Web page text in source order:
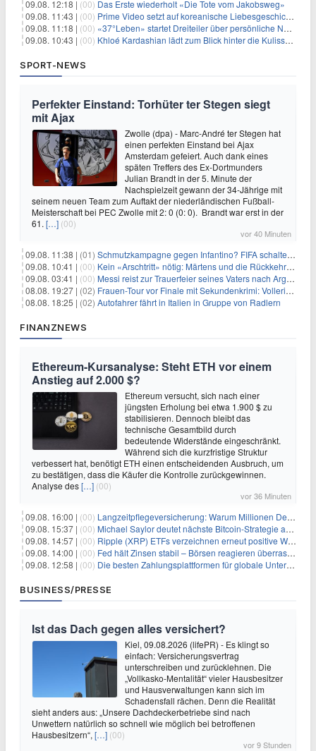
09.08. 12:18 | (00) Das Erste wiederholt «Die Tote vom Jakobsweg»
09.08. 11:43 | (00) Prime Video setzt auf koreanische Liebesgeschichte
09.08. 11:18 | (00) «37°Leben» startet Dreiteiler über persönliche Neuanfänge
09.08. 10:43 | (00) Khloé Kardashian lädt zum Blick hinter die Kulissen ihres Freundeskreises
SPORT-NEWS
Perfekter Einstand: Torhüter ter Stegen siegt
mit Ajax
Zwolle (dpa) - Marc-André ter Stegen hat
einen perfekten Einstand bei Ajax
Amsterdam gefeiert. Auch dank eines
späten Treffers des Ex-Dortmunders
Julian Brandt in der 5. Minute der
Nachspielzeit gewann der 34-Jährige mit
seinem neuen Team zum Auftakt der niederländischen Fußball-
Meisterschaft bei PEC Zwolle mit 2: 0 (0: 0). Brandt war erst in der
61. […] (00)
vor 40 Minuten
09.08. 11:38 | (01) Schmutzkampagne gegen Infantino? FIFA schaltet auf Angriff
09.08. 10:41 | (00) Kein «Arschtritt» nötig: Märtens und die Rückkehr nach Paris
09.08. 03:41 | (00) Messi reist zur Trauerfeier seines Vaters nach Argentinien
08.08. 19:27 | (02) Frauen-Tour vor Finale mit Sekundenkrimi: Vollering in Gelb
08.08. 18:25 | (02) Autofahrer fährt in Italien in Gruppe von Radlern
FINANZNEWS
Ethereum-Kursanalyse: Steht ETH vor einem
Anstieg auf 2.000 $?
Ethereum versucht, sich nach einer
jüngsten Erholung bei etwa 1.900 $ zu
stabilisieren. Dennoch bleibt das
technische Gesamtbild durch
bedeutende Widerstände eingeschränkt.
Während sich die kurzfristige Struktur
verbessert hat, benötigt ETH einen entscheidenden Ausbruch, um
zu bestätigen, dass die Käufer die Kontrolle zurückgewinnen.
Analyse des[…] (00)
vor 36 Minuten
09.08. 16:00 | (00) Langzeitpflegeversicherung: Warum Millionen Deutsche sie übersehen – und das teuer wird
09.08. 15:37 | (00) Michael Saylor deutet nächste Bitcoin-Strategie an: Analysten erwarten weiteren Verkauf
09.08. 14:57 | (00) Ripple (XRP) ETFs verzeichnen erneut positive Woche, doch neue Bedenken tauchen auf
09.08. 14:00 | (00) Fed hält Zinsen stabil – Börsen reagieren überraschend volatil
09.08. 12:58 | (00) Die besten Zahlungsplattformen für globale Unternehmen im Jahr 2026
BUSINESS/PRESSE
Ist das Dach gegen alles versichert?
Kiel, 09.08.2026 (lifePR) - Es klingt so
einfach: Versicherungsvertrag
unterschreiben und zurücklehnen. Die
„Vollkasko-Mentalität“ vieler Hausbesitzer
und Hausverwaltungen kann sich im
Schadensfall rächen. Denn die Realität
sieht anders aus: „Unsere Dachdeckerbetriebe sind nach
Unwettern natürlich so schnell wie möglich bei betroffenen
Hausbesitzern“, […] (00)
vor 9 Stunden